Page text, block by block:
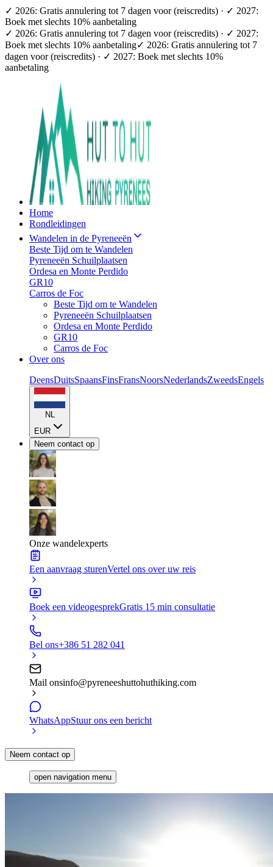
✓ 2026: Gratis annulering tot 7 dagen voor (reiscredits) · ✓ 2027:
Boek met slechts 10% aanbetaling
✓ 2026: Gratis annulering tot 7 dagen voor (reiscredits) · ✓ 2027:
Boek met slechts 10% aanbetaling✓ 2026: Gratis annulering tot 7
dagen voor (reiscredits) · ✓ 2027: Boek met slechts 10%
aanbetaling
Home
Rondleidingen
Wandelen in de Pyreneeën
Beste Tijd om te Wandelen
Pyreneeën Schuilplaatsen
Ordesa en Monte Perdido
GR10
Carros de Foc
Beste Tijd om te Wandelen
Pyreneeën Schuilplaatsen
Ordesa en Monte Perdido
GR10
Carros de Foc
Over ons
DeensDuitsSpaansFinsFransNoorsNederlandsZweedsEngels
NL
EUR
Neem contact op
Onze wandelexperts
Een aanvraag sturenVertel ons over uw reis
Boek een videogesprekGratis 15 min consultatie
Bel ons+386 51 282 041
Mail onsinfo@pyreneeshuttohuthiking.com
WhatsAppStuur ons een bericht
Neem contact op
open navigation menu